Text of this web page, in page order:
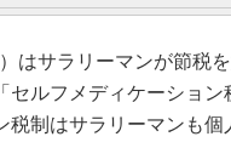
はサラリーマンが節税
セルフメディケーショ
税制はサラリーマンも